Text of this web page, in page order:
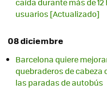
caída durante más de
usuarios [Actualizado]
08 diciembre
Barcelona quiere
quebraderos de cabeza
las paradas de autobús